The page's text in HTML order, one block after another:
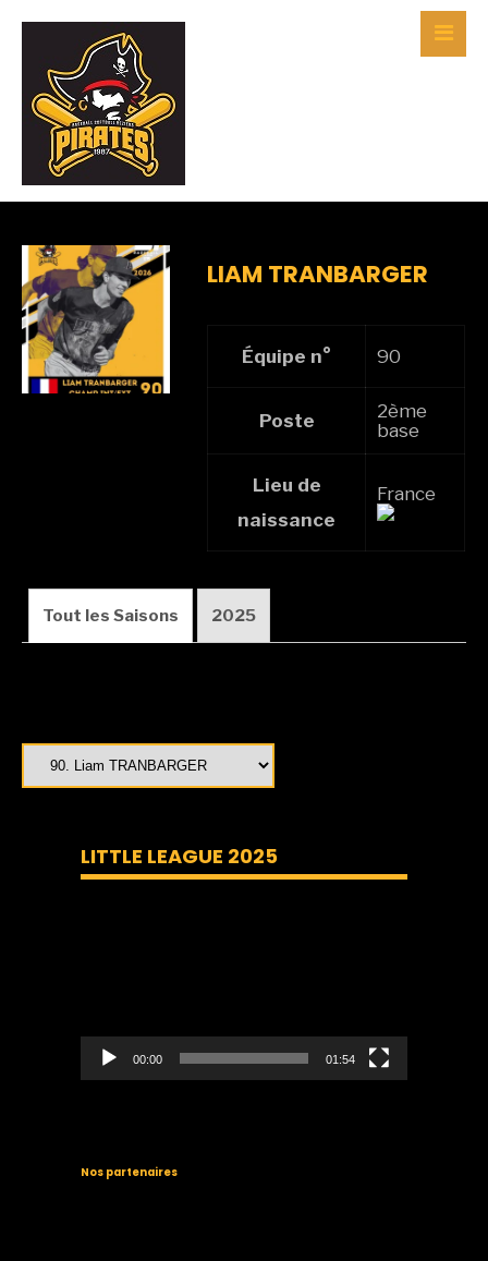
LIAM TRANBARGER
Équipe n° 90
Poste
2ème
base
Lieu de
naissance
France
Tout les Saisons 2025
LITTLE LEAGUE 2025
00:00 01:54
Nos partenaires